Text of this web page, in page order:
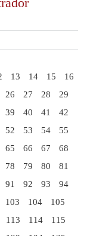
13 14 15
16
26 27 28
29
39 40 41
42
52 53 54
55
65 66 67
68
78 79 80
81
91 92 93
94
103 104
105
113 114
115